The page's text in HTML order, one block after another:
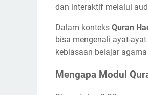
dan interaktif melalui
Dalam konteks Quran
bisa mengenali ayat-
kebiasaan belajar
Mengapa Modul